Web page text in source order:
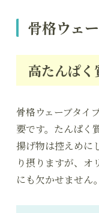
骨格ウェ
高たんぱ
骨格ウェーブタイ
要です。たんぱく
揚げ物は控えめに
り摂りますが、オ
にも欠かせません。